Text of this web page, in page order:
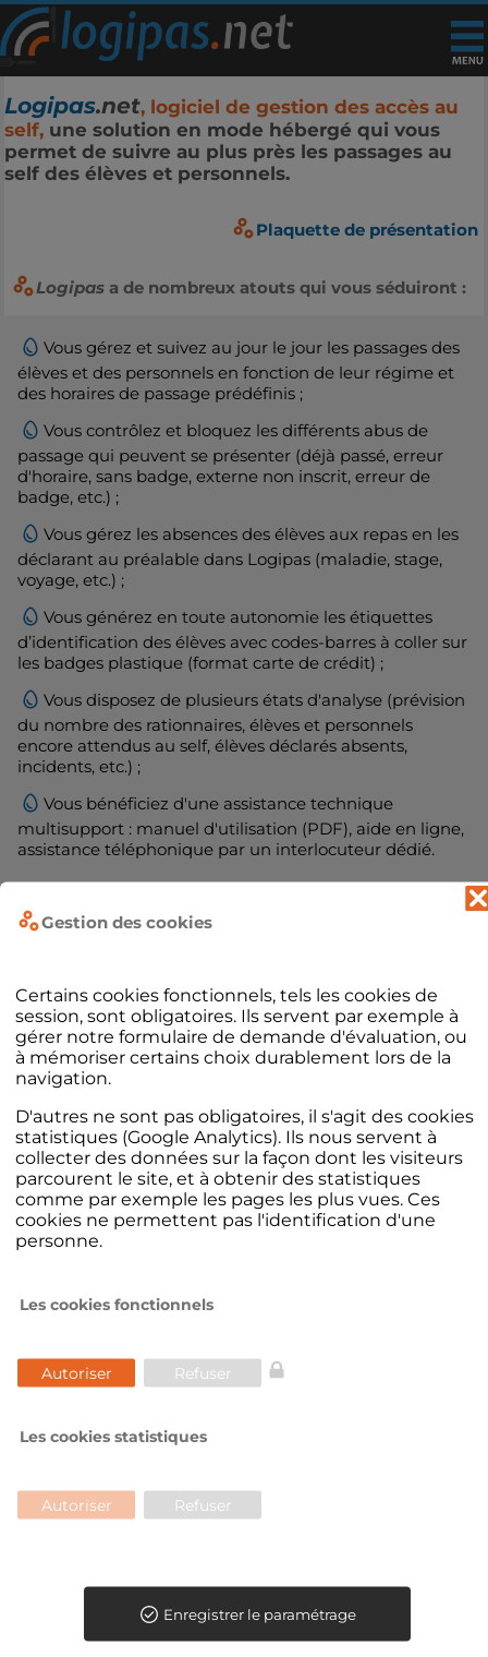
Logipas.net, logiciel de gestion des accès au
self, une solution en mode hébergé qui vous
permet de suivre au plus près les passages au
self des élèves et personnels.
Plaquette de présentation
Logipas a de nombreux atouts qui vous séduiront :
Vous gérez et suivez au jour le jour les passages des
élèves et des personnels en fonction de leur régime et
des horaires de passage prédéfinis ;
Vous contrôlez et bloquez les différents abus de
passage qui peuvent se présenter (déjà passé, erreur
d'horaire, sans badge, externe non inscrit, erreur de
badge, etc.) ;
Vous gérez les absences des élèves aux repas en les
déclarant au préalable dans Logipas (maladie, stage,
voyage, etc.) ;
Vous générez en toute autonomie les étiquettes
d’identification des élèves avec codes-barres à coller sur
les badges plastique (format carte de crédit) ;
Vous disposez de plusieurs états d'analyse (prévision
du nombre des rationnaires, élèves et personnels
encore attendus au self, élèves déclarés absents,
incidents, etc.) ;
Vous bénéficiez d'une assistance technique
multisupport : manuel d'utilisation (PDF), aide en ligne,
assistance téléphonique par un interlocuteur dédié.
Logipas
peut être mis en place à tout moment
de l'année et nécessite très peu de matériel
récents avec au moins 1 Go de Ram et une
horloge à 2 Ghz, équipés de préférence du
navigateur Chrome ou de ses dérivés.
Vous y ajoutez un lecteur de codes-barres et
cela suffit pour être opérationnel. L'activation
du logiciel ne nécessite aucune procédure
d'installation dans l'établissement. En effet, il
vous suffit de vous connecter à internet depuis
n'importe quel ordinateur puis sur le site
Logipas.net
et d'indiquer votre identifiant et
des personnels
intégrés via l'import des données de SIECLE au format
XML ou via un fichier Excel ;
Les personnels peuvent être importés par
Gestion des cookies
Certains cookies fonctionnels, tels les cookies de
session, sont obligatoires. Ils servent par exemple à
gérer notre formulaire de demande d'évaluation, ou
à mémoriser certains choix durablement lors de la
navigation.
D'autres ne sont pas obligatoires, il s'agit des cookies
statistiques (Google Analytics). Ils nous servent à
collecter des données sur la façon dont les visiteurs
parcourent le site, et à obtenir des statistiques
comme par exemple les pages les plus vues. Ces
cookies ne permettent pas l'identification d'une
personne.
Les cookies fonctionnels
Autoriser Refuser
Les cookies statistiques
Autoriser Refuser
Enregistrer le paramétrage